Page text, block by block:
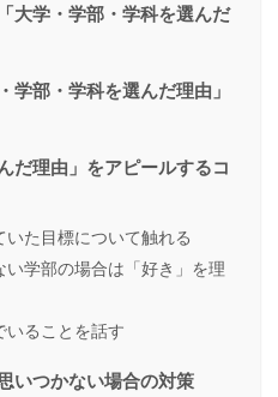
大学・学部・学科を選んだ
学部・学科を選んだ理由」
だ理由」をアピールするコ
た目標について触れる
学部の場合は「好き」を理
ることを話す
いつかない場合の対策